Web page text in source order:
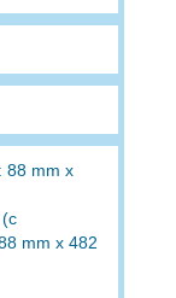
88 mm x
mm x 482